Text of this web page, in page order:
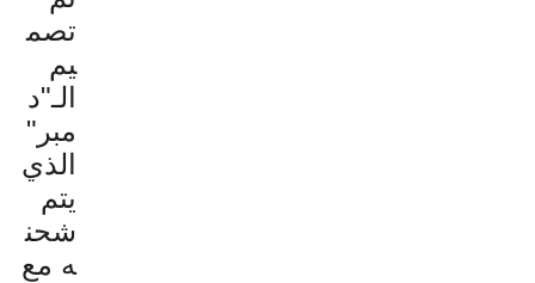
تصم
يم
الـ"د
مبر"
الذي
يتم
شحن
ه مع